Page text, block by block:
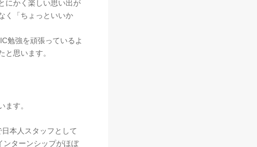
にかく楽しい思い出が
く「ちょっといいか
勉強を頑張っているよ
思います。
す。
本人スタッフとして
ンターンシップがほぼ